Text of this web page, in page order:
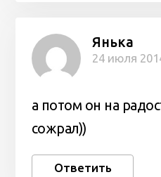
Янька
24 июля
а потом он на
сожрал))
Ответить